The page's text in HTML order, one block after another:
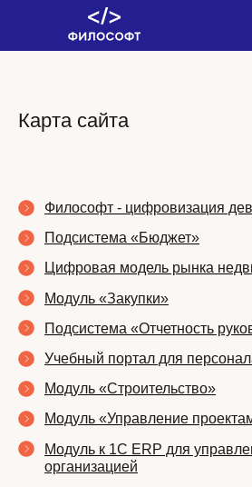
Карта сайта
Философт - цифровизация
Подсистема «Бюджет»
Цифровая модель рынка
Модуль «Закупки»
Подсистема «Отчетность
Учебный портал для
Модуль «Строительство»
Модуль «Управление
Модуль к 1С ERP для
организацией